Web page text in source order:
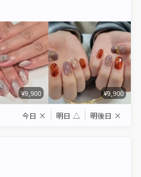
¥9,900 ¥9,900
今日 × 明日 △ 明後日 ×